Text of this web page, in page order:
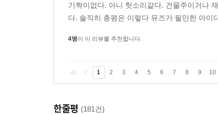
기짝이없다. 아니 헛소리같다. 건물주이거나
다. 솔직히 총평은 이렇다 뮤즈가 될만한 아
4명이 이 리뷰를 추천합니다.
1 2 3 4 5 6 7 8 9 10
한줄평 (181건)